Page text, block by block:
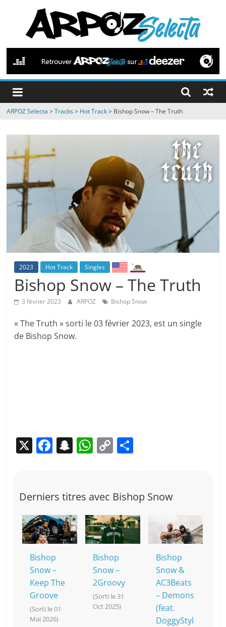
contenu
ARPOZ
Selecta
by
ARPOZ
BENNO
ARPOZ Selecta >Tracks> Hot Track> Bishop Snow – The Truth
2023 Hot Track Singles
Bishop Snow – The Truth
3 février 2023 ARPOZ Bishop Snow
« The Truth » sorti le 03 février 2023, est un single
de Bishop Snow.
X F
e
b
o
o
k
S
p
c
h
at
W
s
A
p
p
C
y
Li
n
k
g
er
Derniers titres avec Bishop Snow
Bishop
Snow –
Keep The
Groove
(Sorti le 01
Mai 2026)
Bishop
Snow –
2Groovy
(Sorti le 31
Oct 2025)
Bishop
Snow &
AC3Beats
– Demons
(feat.
DoggyStyl